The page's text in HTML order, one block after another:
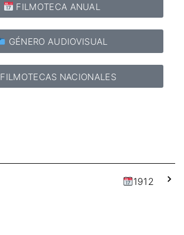
FILMOTECA ANUAL
GÉNERO AUDIOVISUAL
FILMOTECAS NACIONALES
1912